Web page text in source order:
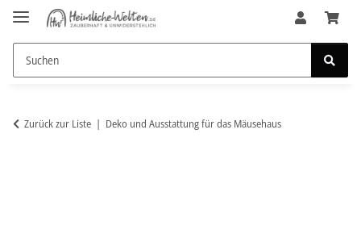
Zurück zur Liste Deko und Ausstattung für das Mäusehaus